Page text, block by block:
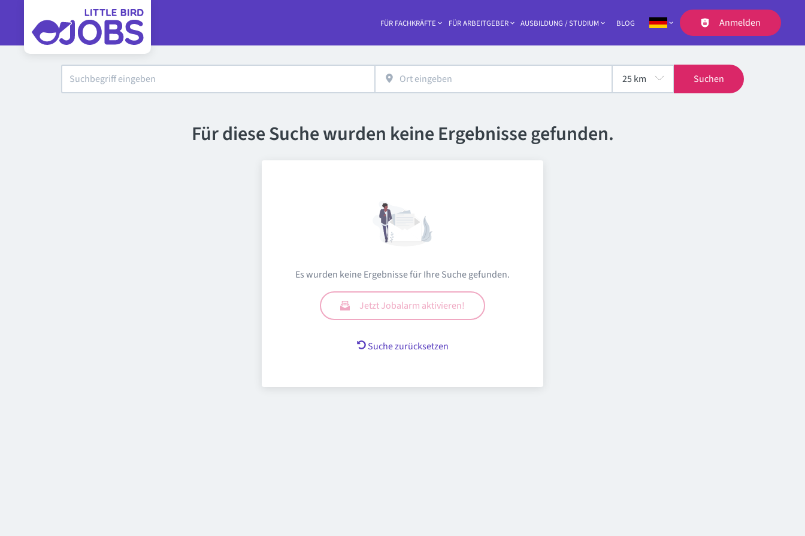
Haupt-Navigation
FÜR FACHKRÄFTE FÜR ARBEITGEBER AUSBILDUNG / STUDIUM BLOG Anmelden
Suchen
Für diese Suche wurden keine Ergebnisse gefunden.
Es wurden keine Ergebnisse für Ihre Suche gefunden.
Jetzt Jobalarm aktivieren!
Suche zurücksetzen